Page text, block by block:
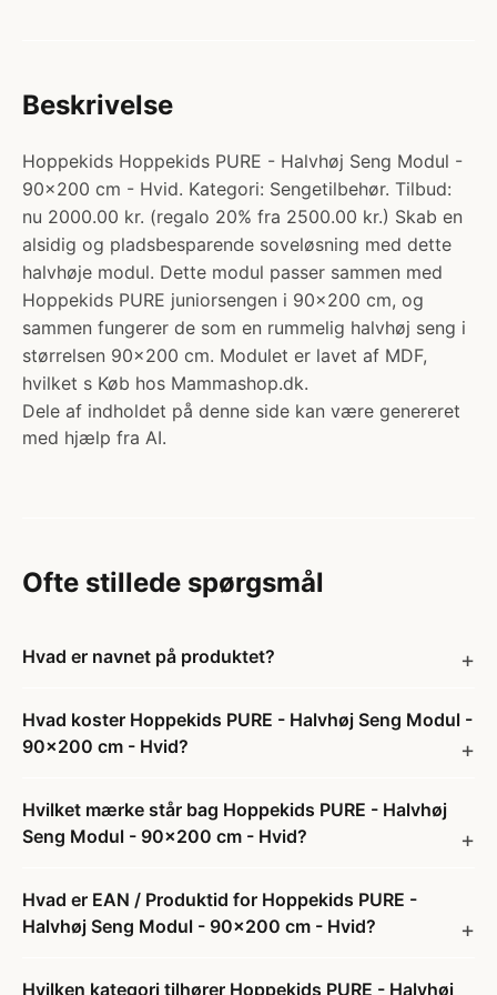
Beskrivelse
Hoppekids Hoppekids PURE - Halvhøj Seng Modul -
90x200 cm - Hvid. Kategori: Sengetilbehør. Tilbud:
nu 2000.00 kr. (regalo 20% fra 2500.00 kr.) Skab en
alsidig og pladsbesparende soveløsning med dette
halvhøje modul. Dette modul passer sammen med
Hoppekids PURE juniorsengen i 90x200 cm, og
sammen fungerer de som en rummelig halvhøj seng i
størrelsen 90x200 cm. Modulet er lavet af MDF,
hvilket s Køb hos Mammashop.dk.
Dele af indholdet på denne side kan være genereret
med hjælp fra AI.
Ofte stillede spørgsmål
Hvad er navnet på produktet?
Hvad koster Hoppekids PURE - Halvhøj Seng Modul -
90x200 cm - Hvid?
Hvilket mærke står bag Hoppekids PURE - Halvhøj
Seng Modul - 90x200 cm - Hvid?
Hvad er EAN / Produktid for Hoppekids PURE -
Halvhøj Seng Modul - 90x200 cm - Hvid?
Hvilken kategori tilhører Hoppekids PURE - Halvhøj